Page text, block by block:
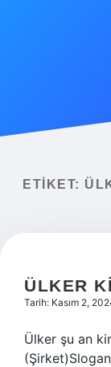
Yasal Uyarı
ETIKET:
ÜLKER
Tarih: Kasım 2,
Ülker şu an